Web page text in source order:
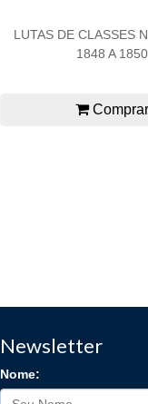
LUTAS DE CLASSES
1848 A 1850
Comprar
Newsletter
Nome: